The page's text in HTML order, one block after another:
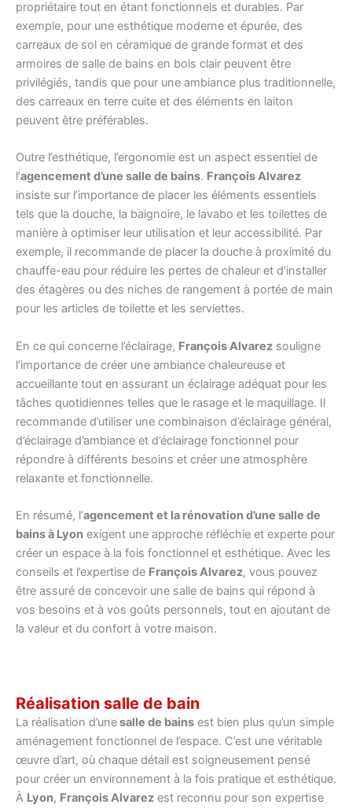
propriétaire tout en étant fonctionnels et durables. Par
exemple, pour une esthétique moderne et épurée, des
carreaux de sol en céramique de grande format et des
armoires de salle de bains en bois clair peuvent être
privilégiés, tandis que pour une ambiance plus traditionnelle,
des carreaux en terre cuite et des éléments en laiton
peuvent être préférables.
Outre l’esthétique, l’ergonomie est un aspect essentiel de
l’agencement d’une salle de bains. François Alvarez
insiste sur l’importance de placer les éléments essentiels
tels que la douche, la baignoire, le lavabo et les toilettes de
manière à optimiser leur utilisation et leur accessibilité. Par
exemple, il recommande de placer la douche à proximité du
chauffe-eau pour réduire les pertes de chaleur et d’installer
des étagères ou des niches de rangement à portée de main
pour les articles de toilette et les serviettes.
En ce qui concerne l’éclairage, François Alvarez souligne
l’importance de créer une ambiance chaleureuse et
accueillante tout en assurant un éclairage adéquat pour les
tâches quotidiennes telles que le rasage et le maquillage. Il
recommande d’utiliser une combinaison d’éclairage général,
d’éclairage d’ambiance et d’éclairage fonctionnel pour
répondre à différents besoins et créer une atmosphère
relaxante et fonctionnelle.
En résumé, l’agencement et la rénovation d’une salle de
bains à Lyon exigent une approche réfléchie et experte pour
créer un espace à la fois fonctionnel et esthétique. Avec les
conseils et l’expertise de François Alvarez, vous pouvez
être assuré de concevoir une salle de bains qui répond à
vos besoins et à vos goûts personnels, tout en ajoutant de
la valeur et du confort à votre maison.
Réalisation salle de bain
La réalisation d’unesalle de bains est bien plus qu’un simple
aménagement fonctionnel de l’espace. C’est une véritable
œuvre d’art, où chaque détail est soigneusement pensé
pour créer un environnement à la fois pratique et esthétique.
À Lyon, François Alvarez est reconnu pour son expertise